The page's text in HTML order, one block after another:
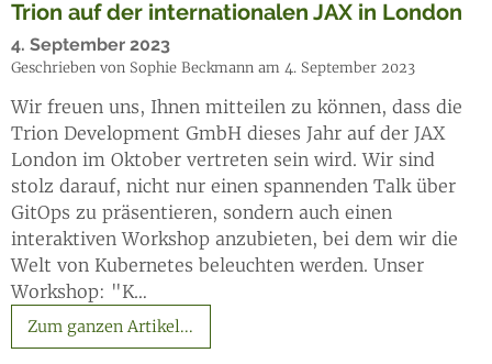
Trion auf der internationalen JAX in London
4. September 2023
Geschrieben von Sophie Beckmann am 4. September 2023
Wir freuen uns, Ihnen mitteilen zu können, dass die
Trion Development GmbH dieses Jahr auf der JAX
London im Oktober vertreten sein wird. Wir sind
stolz darauf, nicht nur einen spannenden Talk über
GitOps zu präsentieren, sondern auch einen
interaktiven Workshop anzubieten, bei dem wir die
Welt von Kubernetes beleuchten werden. Unser
Workshop: "K…
Zum ganzen Artikel...